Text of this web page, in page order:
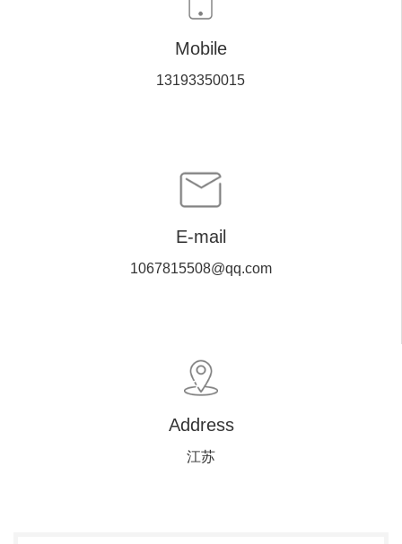
Mobile
13193350015
E-mail
1067815508@qq.com
Address
江苏